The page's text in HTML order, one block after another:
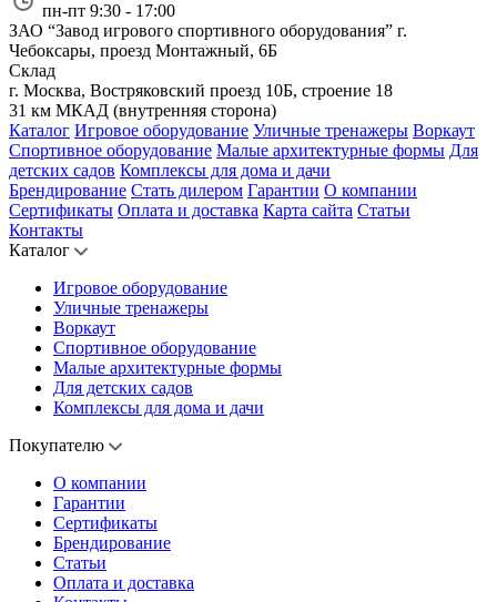
пн-пт 9:30 - 17:00
ЗАО “Завод игрового спортивного оборудования” г.
Чебоксары, проезд Монтажный, 6Б
Склад
г. Москва, Востряковский проезд 10Б, строение 18
31 км МКАД (внутренняя сторона)
Каталог Игровое оборудование Уличные тренажеры Воркаут
Спортивное оборудование Малые архитектурные формы Для
детских садов Комплексы для дома и дачи
Брендирование Стать дилером Гарантии О компании
Сертификаты Оплата и доставка Карта сайта Статьи
Контакты
Каталог
Игровое оборудование
Уличные тренажеры
Воркаут
Спортивное оборудование
Малые архитектурные формы
Для детских садов
Комплексы для дома и дачи
Покупателю
О компании
Гарантии
Сертификаты
Брендирование
Статьи
Оплата и доставка